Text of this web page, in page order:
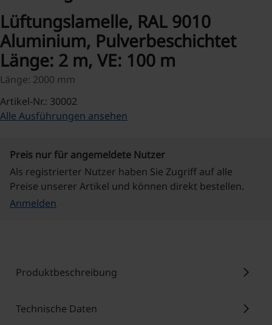
Lüftungslamelle, RAL 9010
Aluminium, Pulverbeschichtet
Länge: 2 m, VE: 100 m
Länge: 2000 mm
Artikel-Nr.: 30002
Alle Ausführungen ansehen
Preis nur für angemeldete Nutzer
Als registrierter Nutzer haben Sie Zugriff auf alle
Preise unserer Artikel und können direkt bestellen.
Anmelden
Produktbeschreibung chevron_right
Technische Daten chevron_right